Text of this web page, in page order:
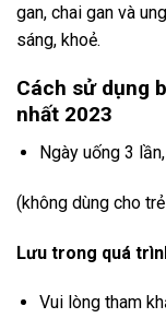
gan, chai gan và
sáng, khoẻ.
Cách sử dụng
nhất 2023
Ngày uống 3
(không dùng cho
Lưu trong quá
Vui lòng tham